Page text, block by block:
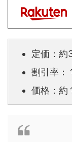
定価：約
割引率：
価格：約